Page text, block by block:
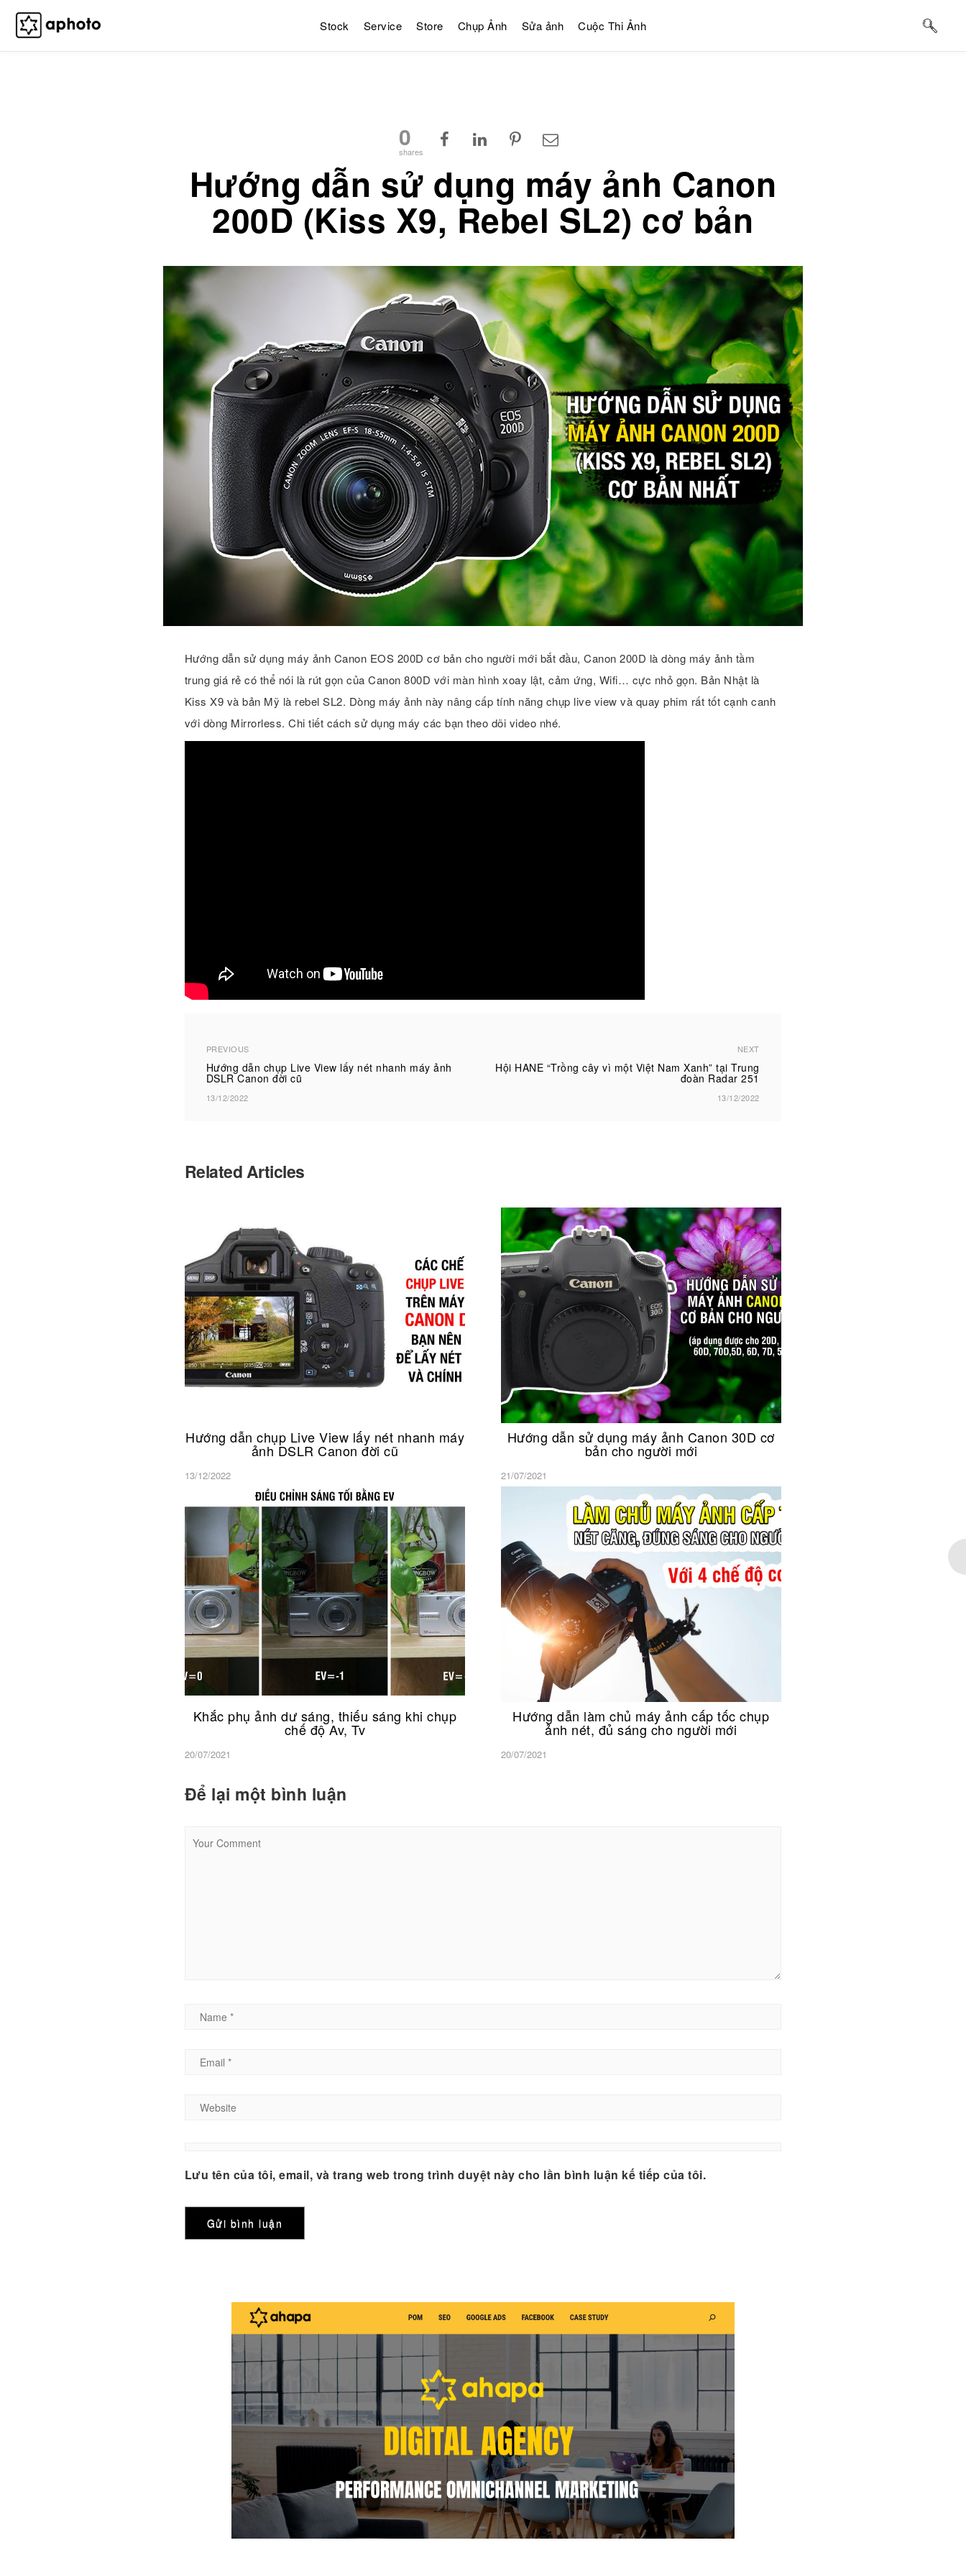
Skip
content
Stock Service Store Chụp Ảnh Sửa ảnh Cuộc Thi Ảnh
0
shares
Hướng dẫn sử dụng máy ảnh Canon
200D (Kiss X9, Rebel SL2) cơ bản
Hướng dẫn sử dụng máy ảnh Canon EOS 200D cơ bản cho người mới bắt đầu, Canon 200D là dòng máy ảnh tầm
trung giá rẻ có thể nói là rút gọn của Canon 800D với màn hình xoay lật, cảm ứng, Wifi… cực nhỏ gọn. Bản Nhật là
Kiss X9 và bản Mỹ là rebel SL2. Dòng máy ảnh này nâng cấp tính năng chụp live view và quay phim rất tốt cạnh canh
với dòng Mirrorless. Chi tiết cách sử dụng máy các bạn theo dõi video nhé.
PREVIOUS
Hướng dẫn chụp Live View lấy nét nhanh máy ảnh
DSLR Canon đời cũ
13/12/2022
NEXT
Hội HANE “Trồng cây vì một Việt Nam Xanh” tại Trung
đoàn Radar 251
13/12/2022
Related Articles
Hướng dẫn chụp Live View lấy nét nhanh máy
ảnh DSLR Canon đời cũ
13/12/2022
Hướng dẫn sử dụng máy ảnh Canon 30D cơ
bản cho người mới
21/07/2021
Khắc phụ ảnh dư sáng, thiếu sáng khi chụp
chế độ Av, Tv
20/07/2021
Hướng dẫn làm chủ máy ảnh cấp tốc chụp
ảnh nét, đủ sáng cho người mới
20/07/2021
Để lại một bình luận
Lưu tên của tôi, email, và trang web trong trình duyệt này cho lần bình luận kế tiếp của tôi.